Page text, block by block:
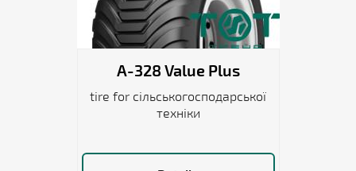
A-328 Value Plus
tire for сільськогосподарської
техніки